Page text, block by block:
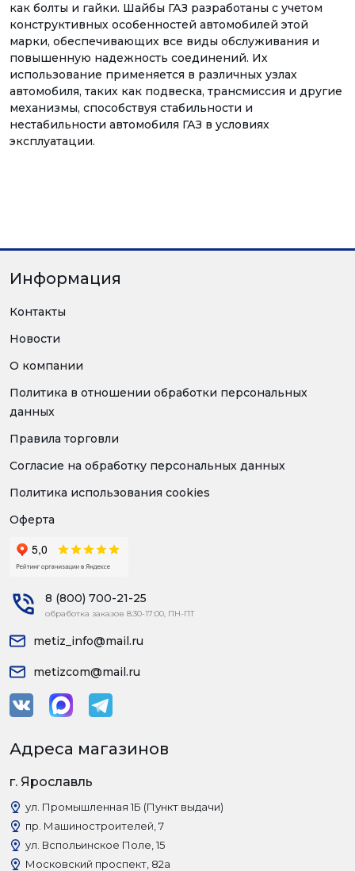
как болты и гайки. Шайбы ГАЗ разработаны с учетом
конструктивных особенностей автомобилей этой
марки, обеспечивающих все виды обслуживания и
повышенную надежность соединений. Их
использование применяется в различных узлах
автомобиля, таких как подвеска, трансмиссия и другие
механизмы, способствуя стабильности и
нестабильности автомобиля ГАЗ в условиях
эксплуатации.
Информация
Контакты
Новости
О компании
Политика в отношении обработки персональных
данных
Правила торговли
Согласие на обработку персональных данных
Политика использования cookies
Оферта
8 (800) 700-21-25
обработка заказов 8:30-17:00, ПН-ПТ
metiz_info@mail.ru
metizcom@mail.ru
Адреса магазинов
г. Ярославль
ул. Промышленная 1Б (Пункт выдачи)
пр. Машиностроителей, 7
ул. Вспольинское Поле, 15
Московский проспект, 82а